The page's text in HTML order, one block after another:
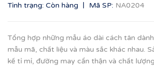
Tình trạng: Còn hàng | Mã SP: NA0204
Tổng hợp những mẫu áo dài cách tân
mẫu mã, chất liệu và màu sắc khác nhau.
kế tỉ mỉ, đường may cẩn thận và chất